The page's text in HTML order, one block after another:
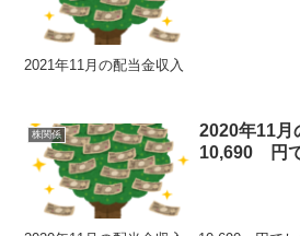
2021年11月の配当金収入
株関係
2020年11
10,690 円で